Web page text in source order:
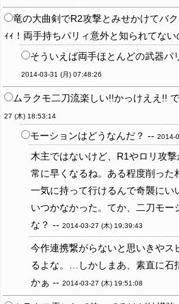
竜の大曲剣でR2攻撃とみせかけてバ
ｨｨ！両手持ちパリィ意外と知られてない
そういえば両手ほとんどの武器
2014-03-31 (月) 07:48:26
ムラクモ二刀流楽しい!!かっけええ!!
27 (木) 18:53:14
モーションはどうなんだ？ -- 2014-
木主ではないけど、R1やロリ攻
常に早くなるね。ある程度削った
一気に持って行けるんで奇襲に
いつかなかった。てか、二刀モー
な？ -- 2014-03-27 (木) 19:39:43
今作連携繋がらないと思いきやス
るよな。…しかしまあ、素直に石
かぁ -- 2014-03-27 (木) 19:51:08